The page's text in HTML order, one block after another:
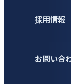
採用情報
お問い合